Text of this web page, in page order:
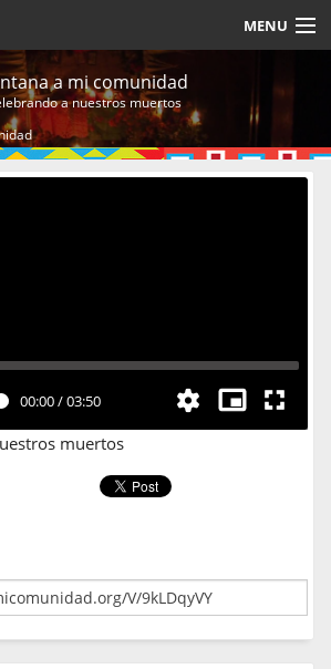
MENU
Cerrar Sesión
a mi comunidad
a nuestros muertos
00:00/03:50
muertos